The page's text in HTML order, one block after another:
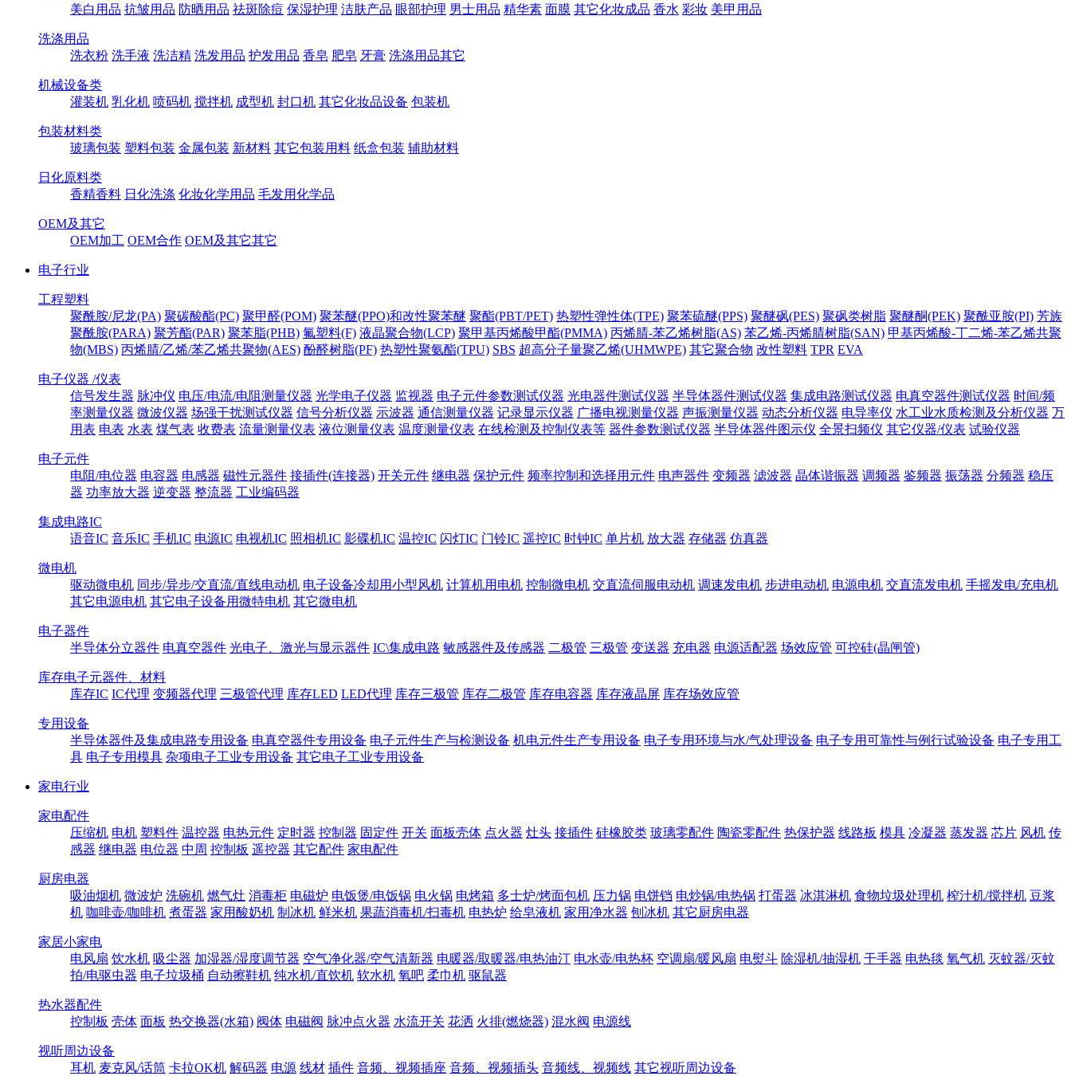
美白用品 抗皱用品 防晒用品 祛斑除痘 保湿护理 洁肤产品 眼部护理 男士用品 精华素 面膜 其它化妆成品 香水 彩妆 美甲用品
洗涤用品
洗衣粉 洗手液 洗洁精 洗发用品 护发用品 香皂 肥皂 牙膏 洗涤用品其它
机械设备类
灌装机 乳化机 喷码机 搅拌机 成型机 封口机 其它化妆品设备 包装机
包装材料类
玻璃包装 塑料包装 金属包装 新材料 其它包装用料 纸盒包装 辅助材料
日化原料类
香精香料 日化洗涤 化妆化学用品 毛发用化学品
OEM及其它
OEM加工 OEM合作 OEM及其它其它
电子行业
工程塑料
聚酰胺/尼龙(PA) 聚碳酸酯(PC) 聚甲醛(POM) 聚苯醚(PPO)和改性聚苯醚 聚酯(PBT/PET) 热塑性弹性体(TPE) 聚苯硫醚(PPS) 聚醚砜(PES) 聚砜类树脂 聚醚酮(PEK) 聚酰亚胺(PI) 芳族
聚酰胺(PARA) 聚芳酯(PAR) 聚苯脂(PHB) 氟塑料(F) 液晶聚合物(LCP) 聚甲基丙烯酸甲酯(PMMA) 丙烯腈-苯乙烯树脂(AS) 苯乙烯-丙烯腈树脂(SAN) 甲基丙烯酸-丁二烯-苯乙烯共聚
物(MBS) 丙烯腈/乙烯/苯乙烯共聚物(AES) 酚醛树脂(PF) 热塑性聚氨酯(TPU) SBS 超高分子量聚乙烯(UHMWPE) 其它聚合物 改性塑料 TPR EVA
电子仪器 /仪表
信号发生器 脉冲仪 电压/电流/电阻测量仪器 光学电子仪器 监视器 电子元件参数测试仪器 光电器件测试仪器 半导体器件测试仪器 集成电路测试仪器 电真空器件测试仪器 时间/频
率测量仪器 微波仪器 场强干扰测试仪器 信号分析仪器 示波器 通信测量仪器 记录显示仪器 广播电视测量仪器 声振测量仪器 动态分析仪器 电导率仪 水工业水质检测及分析仪器 万
用表 电表 水表 煤气表 收费表 流量测量仪表 液位测量仪表 温度测量仪表 在线检测及控制仪表等 器件参数测试仪器 半导体器件图示仪 全景扫频仪 其它仪器/仪表 试验仪器
电子元件
电阻/电位器 电容器 电感器 磁性元器件 接插件(连接器) 开关元件 继电器 保护元件 频率控制和选择用元件 电声器件 变频器 滤波器 晶体谐振器 调频器 鉴频器 振荡器 分频器 稳压
器 功率放大器 逆变器 整流器 工业编码器
集成电路IC
语音IC 音乐IC 手机IC 电源IC 电视机IC 照相机IC 影碟机IC 温控IC 闪灯IC 门铃IC 遥控IC 时钟IC 单片机 放大器 存储器 仿真器
微电机
驱动微电机 同步/异步/交直流/直线电动机 电子设备冷却用小型风机 计算机用电机 控制微电机 交直流伺服电动机 调速发电机 步进电动机 电源电机 交直流发电机 手摇发电/充电机
其它电源电机 其它电子设备用微特电机 其它微电机
电子器件
半导体分立器件 电真空器件 光电子、激光与显示器件 IC\集成电路 敏感器件及传感器 二极管 三极管 变送器 充电器 电源适配器 场效应管 可控硅(晶闸管)
库存电子元器件、材料
库存IC IC代理 变频器代理 三极管代理 库存LED LED代理 库存三极管 库存二极管 库存电容器 库存液晶屏 库存场效应管
专用设备
半导体器件及集成电路专用设备 电真空器件专用设备 电子元件生产与检测设备 机电元件生产专用设备 电子专用环境与水/气处理设备 电子专用可靠性与例行试验设备 电子专用工
具 电子专用模具 杂项电子工业专用设备 其它电子工业专用设备
家电行业
家电配件
压缩机 电机 塑料件 温控器 电热元件 定时器 控制器 固定件 开关 面板壳体 点火器 灶头 接插件 硅橡胶类 玻璃零配件 陶瓷零配件 热保护器 线路板 模具 冷凝器 蒸发器 芯片 风机 传
感器 继电器 电位器 中周 控制板 遥控器 其它配件 家电配件
厨房电器
吸油烟机 微波炉 洗碗机 燃气灶 消毒柜 电磁炉 电饭煲/电饭锅 电火锅 电烤箱 多士炉/烤面包机 压力锅 电饼铛 电炒锅/电热锅 打蛋器 冰淇淋机 食物垃圾处理机 榨汁机/搅拌机 豆浆
机 咖啡壶/咖啡机 煮蛋器 家用酸奶机 制冰机 鲜米机 果蔬消毒机/扫毒机 电热炉 给皂液机 家用净水器 刨冰机 其它厨房电器
家居小家电
电风扇 饮水机 吸尘器 加湿器/湿度调节器 空气净化器/空气清新器 电暖器/取暖器/电热油汀 电水壶/电热杯 空调扇/暖风扇 电熨斗 除湿机/抽湿机 干手器 电热毯 氧气机 灭蚊器/灭蚊
拍/电驱虫器 电子垃圾桶 自动擦鞋机 纯水机/直饮机 软水机 氧吧 柔巾机 驱鼠器
热水器配件
控制板 壳体 面板 热交换器(水箱) 阀体 电磁阀 脉冲点火器 水流开关 花洒 火排(燃烧器) 混水阀 电源线
视听周边设备
耳机 麦克风/话筒 卡拉OK机 解码器 电源 线材 插件 音频、视频插座 音频、视频插头 音频线、视频线 其它视听周边设备